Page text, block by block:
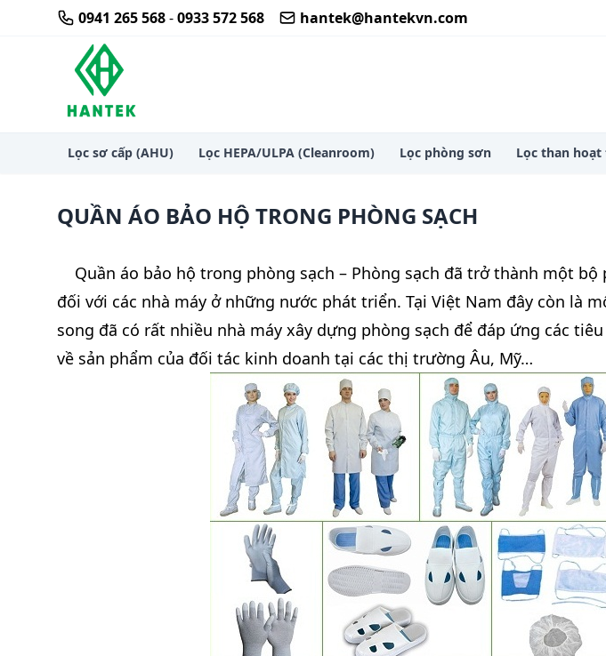
0941 265 568-0933 572 568 hantek@hantekvn.com
Lọc sơ cấp (AHU) Lọc HEPA/ULPA (Cleanroom) Lọc phòng sơn Lọc than
QUẦN ÁO BẢO HỘ TRONG PHÒNG SẠCH
Quần áo bảo hộ trong phòng sạch – Phòng sạch đã trở thành một
đối với các nhà máy ở những nước phát triển. Tại Việt Nam đây còn là
song đã có rất nhiều nhà máy xây dựng phòng sạch để đáp ứng các
về sản phẩm của đối tác kinh doanh tại các thị trường Âu, Mỹ…